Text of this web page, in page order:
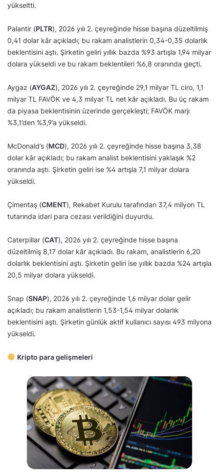
yükseltti.
Palantir (PLTR), 2026 yılı 2. çeyreğinde hisse başına düzeltilmiş
0,41 dolar kâr açıkladı; bu rakam analistlerin 0,34-0,35 dolarlık
beklentisini aştı. Şirketin geliri yıllık bazda %93 artışla 1,94 milyar
dolara yükseldi ve bu rakam beklentileri %6,8 oranında geçti.
Aygaz (AYGAZ), 2026 yılı 2. çeyreğinde 29,1 milyar TL ciro, 1,1
milyar TL FAVÖK ve 4,3 milyar TL net kâr açıkladı. Bu üç rakam
da piyasa beklentisinin üzerinde gerçekleşti; FAVÖK marjı
%3,1’den %3,9’a yükseldi.
McDonald’s (MCD), 2026 yılı 2. çeyreğinde hisse başına 3,38
dolar kâr açıkladı; bu rakam analist beklentisini yaklaşık %2
oranında aştı. Şirketin geliri ise %4 artışla 7,1 milyar dolara
yükseldi.
Çimentaş (CMENT), Rekabet Kurulu tarafından 37,4 milyon TL
tutarında idari para cezası verildiğini duyurdu.
Caterpillar (CAT), 2026 yılı 2. çeyreğinde hisse başına
düzeltilmiş 8,17 dolar kâr açıkladı. Bu rakam, analistlerin 6,20
dolarlık beklentisini aştı. Şirketin geliri ise yıllık bazda %24 artışla
20,5 milyar dolara yükseldi.
Snap (SNAP), 2026 yılı 2. çeyreğinde 1,6 milyar dolar gelir
açıkladı; bu rakam analistlerin 1,53-1,54 milyar dolarlık
beklentisini aştı. Şirketin günlük aktif kullanıcı sayısı 493 milyona
yükseldi.
Kripto para gelişmeleri